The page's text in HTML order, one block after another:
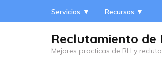
al
Servicios ▼ Recursos ▼
Reclutamiento de
Mejores practicas de RH y